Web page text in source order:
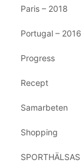
Paris – 2018
Portugal – 2016
Progress
Recept
Samarbeten
Shopping
SPORTHÄLSAS